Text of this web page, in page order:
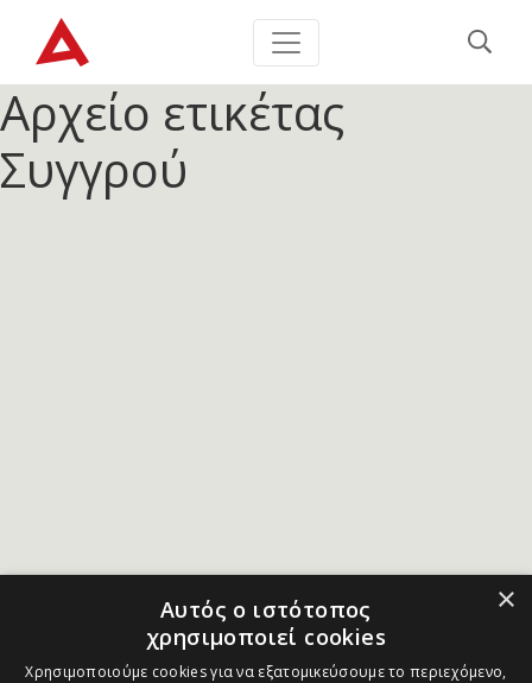
Αρχείο ετικέτας
Συγγρού
×
Αυτός ο ιστότοπος
χρησιμοποιεί cookies
Χρησιμοποιούμε cookies για να εξατομικεύσουμε το περιεχόμενο,